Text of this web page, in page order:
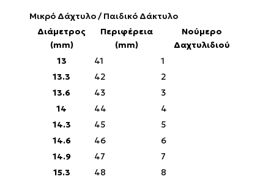
Μικρό Δάχτυλο / Παιδικό Δάκτυλο
Διάμετρος
(mm)
Περιφέρεια
(mm)
Νούμερο
Δαχτυλιδιού
13
41
1
13.3
42
2
13.6
43
3
14
44
4
14.3
45
5
14.6
46
6
14.9
47
7
15.3
48
8